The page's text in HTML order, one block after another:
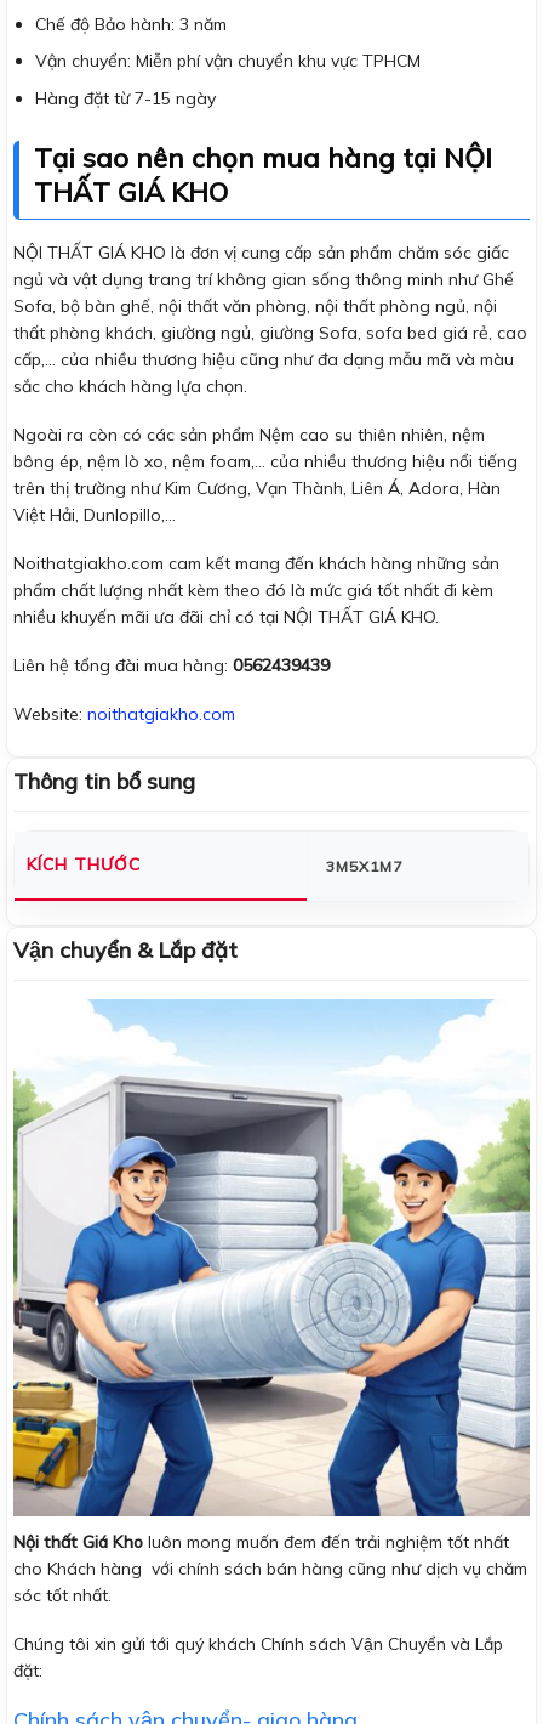
Chế độ Bảo hành: 3 năm
Vận chuyển: Miễn phí vận chuyển khu vực TPHCM
Hàng đặt từ 7-15 ngày
Tại sao nên chọn mua hàng tại NỘI
THẤT GIÁ KHO
NỘI THẤT GIÁ KHO là đơn vị cung cấp sản phẩm chăm sóc giấc
ngủ và vật dụng trang trí không gian sống thông minh như Ghế
Sofa, bộ bàn ghế, nội thất văn phòng, nội thất phòng ngủ, nội
thất phòng khách, giường ngủ, giường Sofa, sofa bed giá rẻ, cao
cấp,… của nhiều thương hiệu cũng như đa dạng mẫu mã và màu
sắc cho khách hàng lựa chọn.
Ngoài ra còn có các sản phẩm Nệm cao su thiên nhiên, nệm
bông ép, nệm lò xo, nệm foam,… của nhiều thương hiệu nổi tiếng
trên thị trường như Kim Cương, Vạn Thành, Liên Á, Adora, Hàn
Việt Hải, Dunlopillo,…
Noithatgiakho.com cam kết mang đến khách hàng những sản
phẩm chất lượng nhất kèm theo đó là mức giá tốt nhất đi kèm
nhiều khuyến mãi ưa đãi chỉ có tại NỘI THẤT GIÁ KHO.
Liên hệ tổng đài mua hàng: 0562439439
Website: noithatgiakho.com
Thông tin bổ sung
KÍCH THƯỚC 3M5X1M7
Vận chuyển & Lắp đặt
Nội thất Giá Kho luôn mong muốn đem đến trải nghiệm tốt nhất
cho Khách hàng với chính sách bán hàng cũng như dịch vụ chăm
sóc tốt nhất.
Chúng tôi xin gửi tới quý khách Chính sách Vận Chuyển và Lắp
đặt: